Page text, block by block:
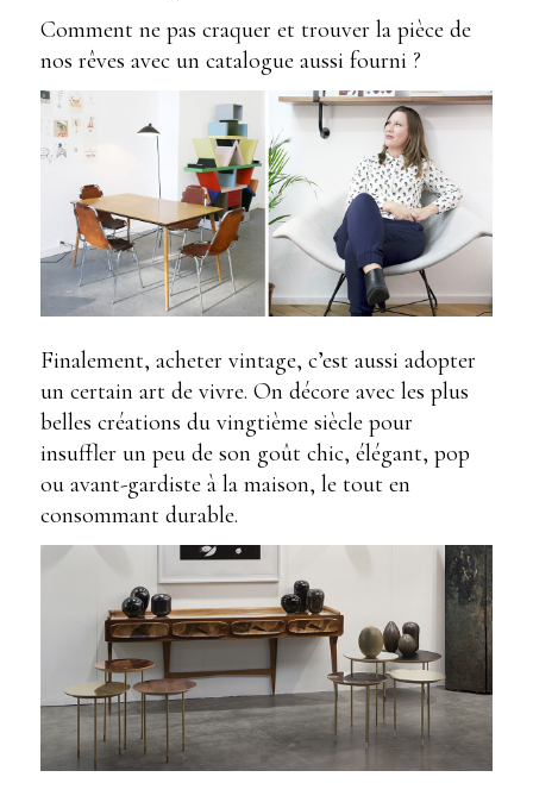
Comment ne pas craquer et trouver la pièce de
nos rêves avec un catalogue aussi fourni ?
Finalement, acheter vintage, c’est aussi adopter
un certain art de vivre. On décore avec les plus
belles créations du vingtième siècle pour
insuffler un peu de son goût chic, élégant, pop
ou avant-gardiste à la maison, le tout en
consommant durable.